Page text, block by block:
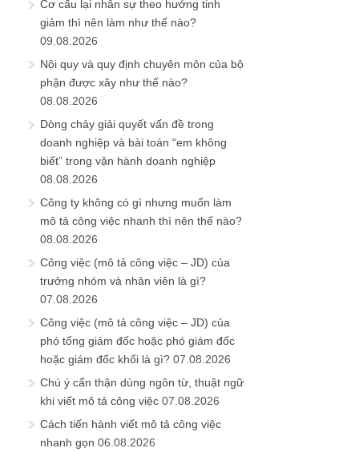
Cơ cấu lại nhân sự theo hướng tinh
giảm thì nên làm như thế nào?
09.08.2026
Nội quy và quy định chuyên môn của bộ
phận được xây như thế nào?
08.08.2026
Dòng chảy giải quyết vấn đề trong
doanh nghiệp và bài toán “em không
biết” trong vận hành doanh nghiệp
08.08.2026
Công ty không có gì nhưng muốn làm
mô tả công việc nhanh thì nên thế nào?
08.08.2026
Công việc (mô tả công việc – JD) của
trưởng nhóm và nhân viên là gì?
07.08.2026
Công việc (mô tả công việc – JD) của
phó tổng giám đốc hoặc phó giám đốc
hoặc giám đốc khối là gì? 07.08.2026
Chú ý cẩn thận dùng ngôn từ, thuật ngữ
khi viết mô tả công việc 07.08.2026
Cách tiến hành viết mô tả công việc
nhanh gọn 06.08.2026